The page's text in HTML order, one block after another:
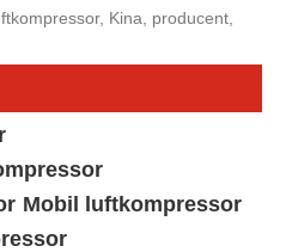
Kina, producent,
Mobil luftkompressor